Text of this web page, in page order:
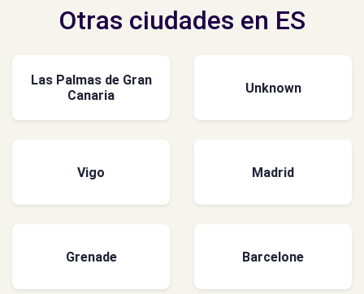
Otras ciudades en ES
Las Palmas de Gran
Canaria
Unknown
Vigo Madrid
Grenade Barcelone